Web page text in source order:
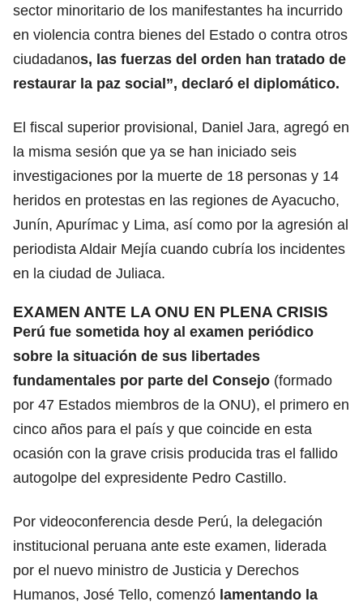
sector minoritario de los manifestantes ha incurrido
en violencia contra bienes del Estado o contra otros
ciudadanos, las fuerzas del orden han tratado de
restaurar la paz social”, declaró el diplomático.
El fiscal superior provisional, Daniel Jara, agregó en
la misma sesión que ya se han iniciado seis
investigaciones por la muerte de 18 personas y 14
heridos en protestas en las regiones de Ayacucho,
Junín, Apurímac y Lima, así como por la agresión al
periodista Aldair Mejía cuando cubría los incidentes
en la ciudad de Juliaca.
EXAMEN ANTE LA ONU EN PLENA CRISIS
Perú fue sometida hoy al examen periódico
sobre la situación de sus libertades
fundamentales por parte del Consejo (formado
por 47 Estados miembros de la ONU), el primero en
cinco años para el país y que coincide en esta
ocasión con la grave crisis producida tras el fallido
autogolpe del expresidente Pedro Castillo.
Por videoconferencia desde Perú, la delegación
institucional peruana ante este examen, liderada
por el nuevo ministro de Justicia y Derechos
Humanos, José Tello, comenzó lamentando la